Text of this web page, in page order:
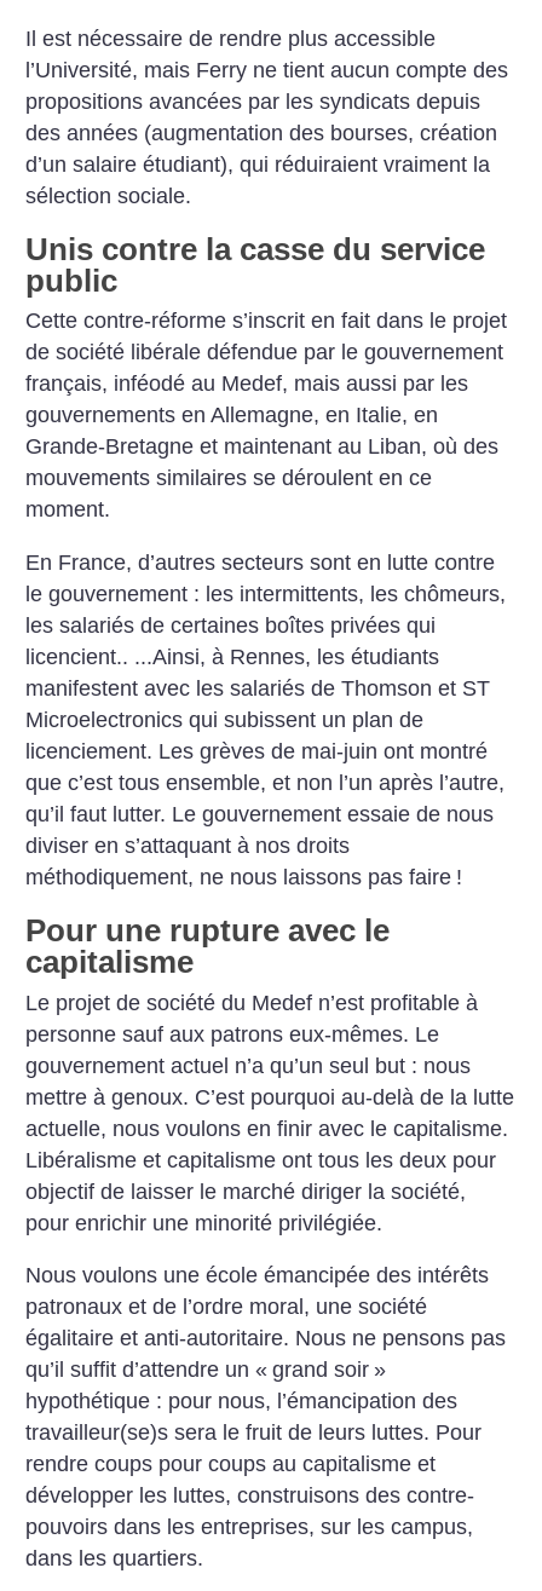
Il est nécessaire de rendre plus accessible
l’Université, mais Ferry ne tient aucun compte des
propositions avancées par les syndicats depuis
des années (augmentation des bourses, création
d’un salaire étudiant), qui réduiraient vraiment la
sélection sociale.
Unis contre la casse du service
public
Cette contre-réforme s’inscrit en fait dans le projet
de société libérale défendue par le gouvernement
français, inféodé au Medef, mais aussi par les
gouvernements en Allemagne, en Italie, en
Grande-Bretagne et maintenant au Liban, où des
mouvements similaires se déroulent en ce
moment.
En France, d’autres secteurs sont en lutte contre
le gouvernement : les intermittents, les chômeurs,
les salariés de certaines boîtes privées qui
licencient.. ...Ainsi, à Rennes, les étudiants
manifestent avec les salariés de Thomson et ST
Microelectronics qui subissent un plan de
licenciement. Les grèves de mai-juin ont montré
que c’est tous ensemble, et non l’un après l’autre,
qu’il faut lutter. Le gouvernement essaie de nous
diviser en s’attaquant à nos droits
méthodiquement, ne nous laissons pas faire !
Pour une rupture avec le
capitalisme
Le projet de société du Medef n’est profitable à
personne sauf aux patrons eux-mêmes. Le
gouvernement actuel n’a qu’un seul but : nous
mettre à genoux. C’est pourquoi au-delà de la lutte
actuelle, nous voulons en finir avec le capitalisme.
Libéralisme et capitalisme ont tous les deux pour
objectif de laisser le marché diriger la société,
pour enrichir une minorité privilégiée.
Nous voulons une école émancipée des intérêts
patronaux et de l’ordre moral, une société
égalitaire et anti-autoritaire. Nous ne pensons pas
qu’il suffit d’attendre un « grand soir »
hypothétique : pour nous, l’émancipation des
travailleur(se)s sera le fruit de leurs luttes. Pour
rendre coups pour coups au capitalisme et
développer les luttes, construisons des contre-
pouvoirs dans les entreprises, sur les campus,
dans les quartiers.